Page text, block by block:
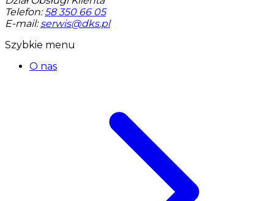
Telefon: 58 350 66 05
E-mail: serwis@dks.pl
Szybkie menu
O nas